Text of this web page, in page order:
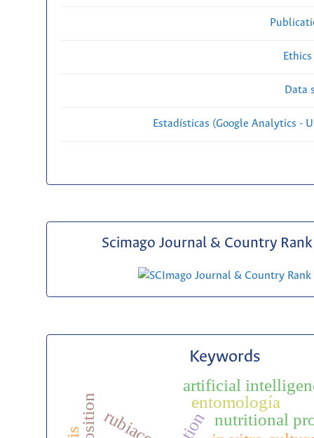
Data
Estadísticas (Google Analytics -
Scimago Journal & Country Rank
Keywords
nutritional
entomología
artificial